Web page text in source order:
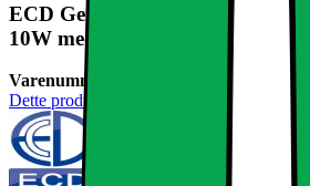
ECD Germany 3 stykker LED
10W med bevægelsesdetektor -
Varenummer:
Dette produkt er endnu ikke blevet bedømt.